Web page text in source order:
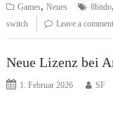
Games,Neues 8bitdo
switch Leave a comment
Neue Lizenz bei
1. Februar 2026 SF